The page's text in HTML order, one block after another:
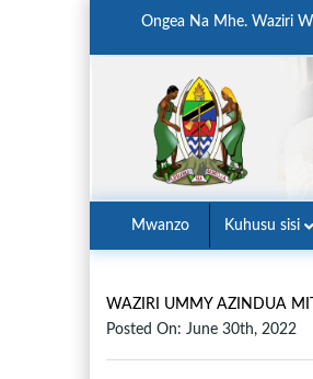
Ongea Na Mhe. Waziri
Mwanzo Kuhusu sisi
WAZIRI UMMY AZINDUA
Posted On: June 30th, 2022